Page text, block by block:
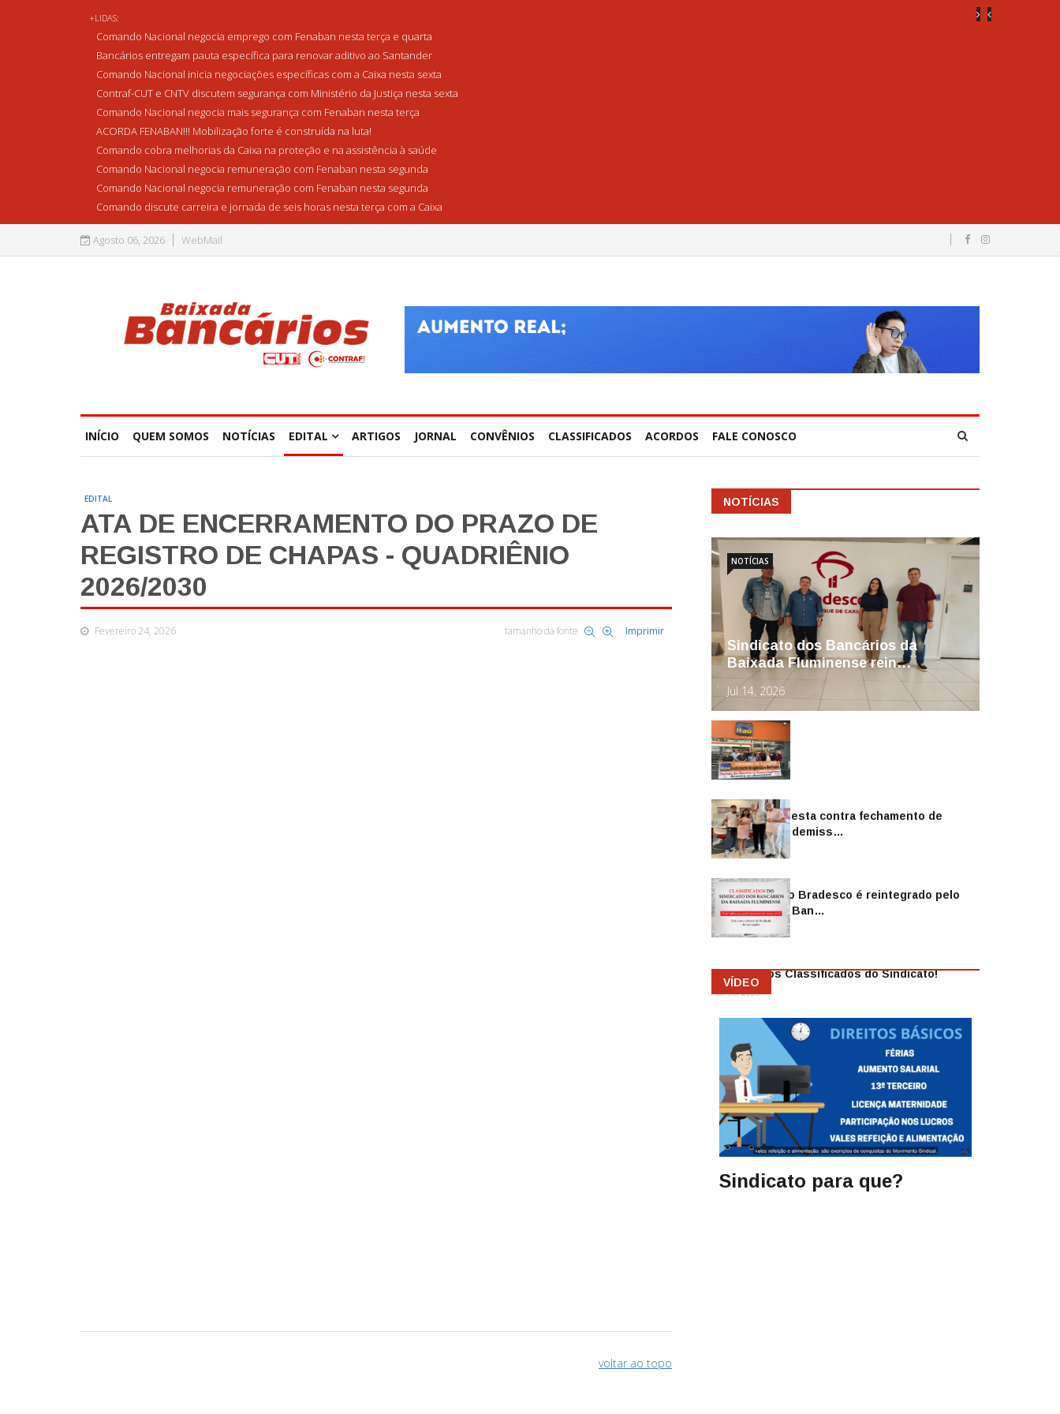
+LIDAS:
Comando Nacional negocia emprego com Fenaban nesta terça e quarta
Bancários entregam pauta específica para renovar aditivo ao Santander
Comando Nacional inicia negociações específicas com a Caixa nesta sexta
Contraf-CUT e CNTV discutem segurança com Ministério da Justiça nesta sexta
Comando Nacional negocia mais segurança com Fenaban nesta terça
ACORDA FENABAN!!! Mobilização forte é construída na luta!
Comando cobra melhorias da Caixa na proteção e na assistência à saúde
Comando Nacional negocia remuneração com Fenaban nesta segunda
Comando Nacional negocia remuneração com Fenaban nesta segunda
Comando discute carreira e jornada de seis horas nesta terça com a Caixa
Agosto 06, 2026 WebMail
INÍCIO QUEM SOMOS NOTÍCIAS EDITAL ARTIGOS JORNAL CONVÊNIOS CLASSIFICADOS ACORDOS FALE CONOSCO
EDITAL
ATA DE ENCERRAMENTO DO PRAZO DE
REGISTRO DE CHAPAS - QUADRIÊNIO
2026/2030
Fevereiro 24, 2026 tamanho da fonte Imprimir
voltar ao topo
NOTÍCIAS
Sindicato dos Bancários da
Baixada Fluminense rein…
Jul 14, 2026
NOTÍCIAS
Sindicato protesta contra fechamento de
agências e as demiss…
Mai 13, 2026
Funcionário do Bradesco é reintegrado pelo
Sindicato dos Ban…
Abr 08, 2026
Anuncie nos Classificados do Sindicato!
Abr 08, 2026
VÍDEO
Sindicato para que?